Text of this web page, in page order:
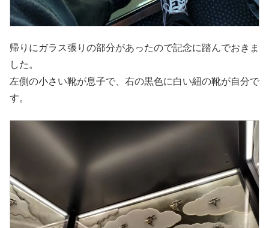
帰りにガラス張りの部分があったので記念に踏んでおきま
した。
左側の小さい靴が息子で、右の黒色に白い紐の靴が自分で
す。